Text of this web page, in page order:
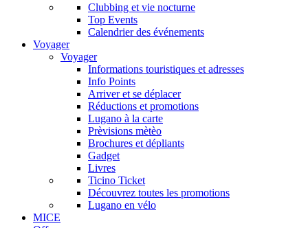
Clubbing et vie nocturne
Top Events
Calendrier des événements
Voyager
Voyager
Informations touristiques et adresses
Info Points
Arriver et se déplacer
Réductions et promotions
Lugano à la carte
Prèvisions mètèo
Brochures et dépliants
Gadget
Livres
Ticino Ticket
Découvrez toutes les promotions
Lugano en vélo
MICE